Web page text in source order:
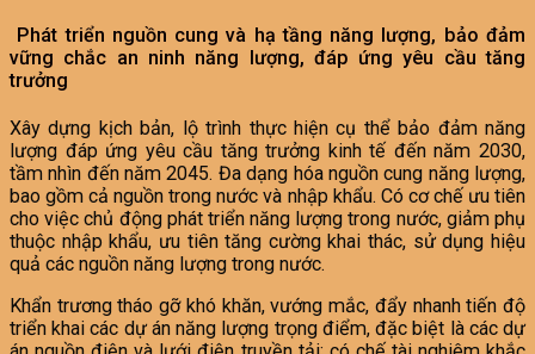
Phát triển nguồn cung và hạ tầng năng lượng, bảo đảm
vững chắc an ninh năng lượng, đáp ứng yêu cầu tăng
trưởng
Xây dựng kịch bản, lộ trình thực hiện cụ thể bảo đảm năng
lượng đáp ứng yêu cầu tăng trưởng kinh tế đến năm 2030,
tầm nhìn đến năm 2045. Đa dạng hóa nguồn cung năng lượng,
bao gồm cả nguồn trong nước và nhập khẩu. Có cơ chế ưu tiên
cho việc chủ động phát triển năng lượng trong nước, giảm phụ
thuộc nhập khẩu, ưu tiên tăng cường khai thác, sử dụng hiệu
quả các nguồn năng lượng trong nước.
Khẩn trương tháo gỡ khó khăn, vướng mắc, đẩy nhanh tiến độ
triển khai các dự án năng lượng trọng điểm, đặc biệt là các dự